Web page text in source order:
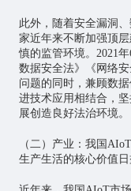
此外，随着安全漏洞
家近年来不断加强顶
慎的监管环境。2021
数据安全法》《网络
问题的同时，兼顾数
进技术应用相结合，
展创造良好法治环境。
（二）产业：我国
生产生活的核心价值